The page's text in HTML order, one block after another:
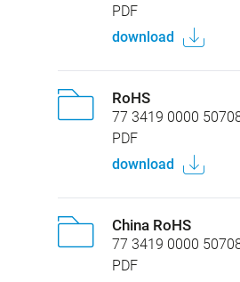
PDF
download
RoHS
77 3419 0000
PDF
download
China RoHS
77 3419 0000
PDF